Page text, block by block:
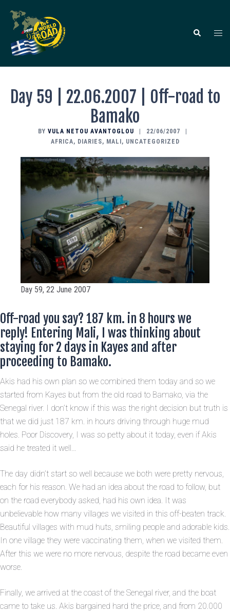
content
Search
Day 59 | 22.06.2007 | Off-road to
Bamako
BY VULA NETOU AVANTOGLOU
22/06/2007
AFRICA, DIARIES, MALI , UNCATEGORIZED
Day 59, 22 June 2007
Off-road you say? 187 km. in 8 hours we
reply! Entering Mali, I was thinking about
staying for 2 days in Kayes and after
proceeding to Bamako.
Akis had his own plan so we combined them today and so we
started from Kayes but from the old road to Bamako, via the
Senegal river. I don’t know if this was the right decision but truth is
that we did just 187 km. in hours driving through huge mud
holes. Poor Discovery, I was so petty about it today, even if Akis
said he treated it well…
The day didn’t start so well because we both were pretty nervous,
each for his reason. We had an idea about the road to follow, but
on the road everybody asked, had his own idea. It was
unbelievable how many villages we visited in this off-beaten track.
Beautiful villages with mud huts, smiling people and adorable kids.
In one village they were vaccinating them, when we visited them.
After this we were no more nervous, despite the road became even
worse.
Finally, we arrived at the coast of the Senegal river, and the boat
came to take us. Akis bargained hard the price, and from 20.000